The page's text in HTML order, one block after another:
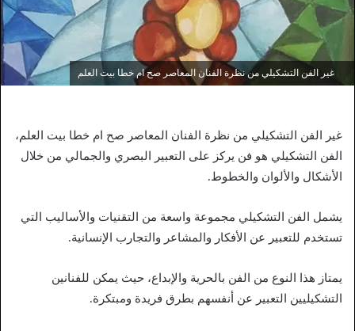
غير الفن التشكيلي من نظرة الفنان المعاصر صح ام خطا بيت العلم
غير الفن التشكيلي من نظرة الفنان المعاصر صح ام خطا بيت العلم،
الفن التشكيلي هو فن يركز على التعبير البصري والجمالي من خلال
الأشكال والألوان والخطوط.
يشمل الفن التشكيلي مجموعة واسعة من التقنيات والأساليب التي
تستخدم للتعبير عن الأفكار والمشاعر والتجارب الإنسانية.
يمتاز هذا النوع من الفن بالحرية والإبداع، حيث يمكن للفنانين
التشكيليين التعبير عن أنفسهم بطرق فريدة ومبتكرة.